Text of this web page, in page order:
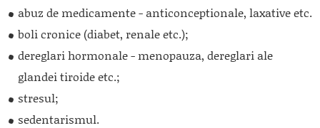
abuz de medicamente - anticonceptionale, laxative etc.
boli cronice (diabet, renale etc.);
dereglari hormonale - menopauza, dereglari ale
glandei tiroide etc.;
stresul;
sedentarismul.